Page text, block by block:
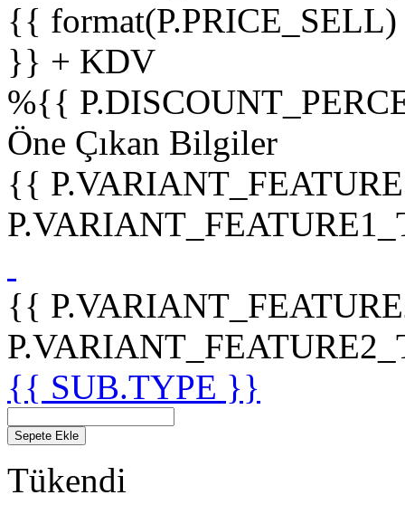
{{
}} + KDV
%{{
Öne Çıkan Bilgiler
{{
{{
{{ SUB.TYPE }}
Sepete Ekle
Tükendi